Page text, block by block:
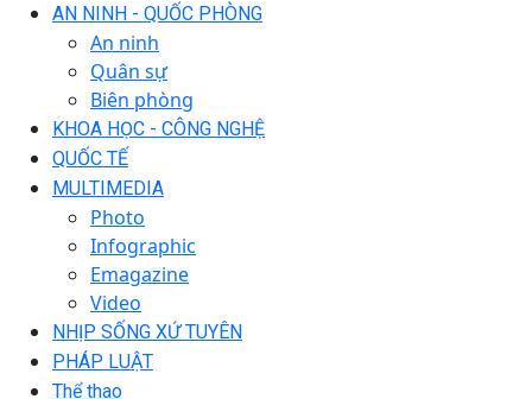
AN NINH - QUỐC PHÒNG
An ninh
Quân sự
Biên phòng
KHOA HỌC - CÔNG NGHỆ
QUỐC TẾ
MULTIMEDIA
Photo
Infographic
Emagazine
Video
NHỊP SỐNG XỨ TUYÊN
PHÁP LUẬT
Thể thao